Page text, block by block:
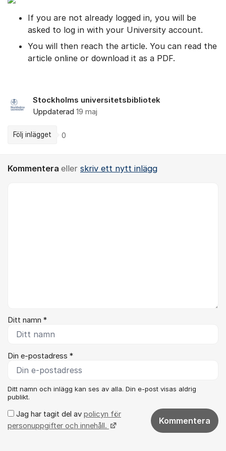
If you are not already logged in, you will be
asked to log in with your University account.
You will then reach the article. You can read the
article online or download it as a PDF.
Stockholms universitetsbibliotek
Uppdaterad 19 maj
Följ inlägget 0
Kommentera eller skriv ett nytt inlägg
Ditt namn *
Din e-postadress *
Ditt namn och inlägg kan ses av alla. Din e-post visas aldrig
publikt.
Jag har tagit del av policyn för
personuppgifter och innehåll.
Kommentera